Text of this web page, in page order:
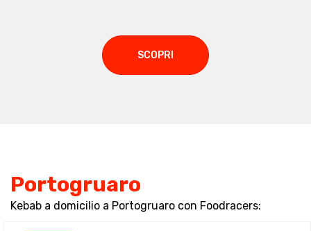
SCOPRI
Portogruaro
Kebab a domicilio a Portogruaro con Foodracers: